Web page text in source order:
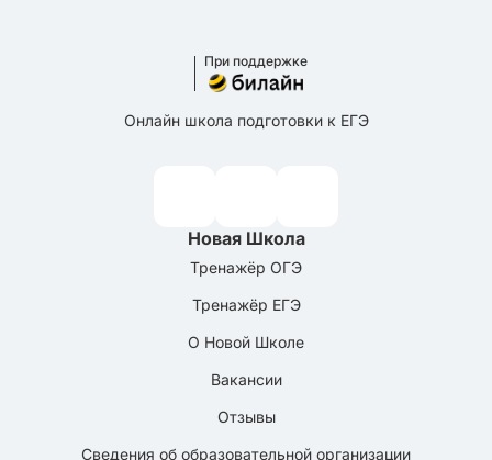
При поддержке
Онлайн школа подготовки к ЕГЭ
Новая Школа
Тренажёр ОГЭ
Тренажёр ЕГЭ
О Новой Школе
Вакансии
Отзывы
Сведения об образовательной организации